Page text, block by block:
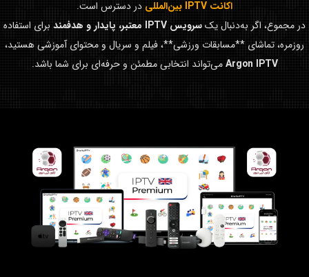
اکانت IPTV بین‌المللی
در دسترس است.
در مجموع، اگر به‌دنبال یکسرویس IPTV معتبر، پایدار و هدفمند
برای استفاده
روزمره، تماشای **مسابقات ورزشی**، فیلم و سریال و محتوای آموزشی هستید،
Argon IPTVمی‌تواند انتخابی مطمئن و حرفه‌ای برای شما باشد.